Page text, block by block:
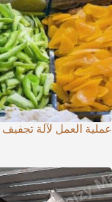
عملية العمل لآلة